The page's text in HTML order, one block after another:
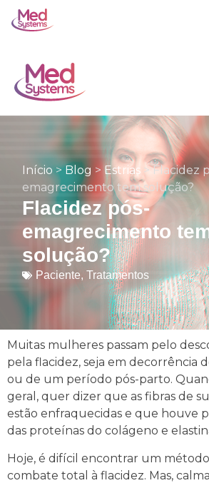
Início >Blog > Estrias >Flacidez
emagrecimento tem solução?
Flacidez pós-
emagrecimento
solução?
Paciente, Tratamentos
Muitas mulheres passam pelo
pela flacidez, seja em decorrência
ou de um período pós-parto.
geral, quer dizer que as fibras de
estão enfraquecidas e que houve
das proteínas do colágeno e
Hoje, é difícil encontrar um
combate total à flacidez. Mas,